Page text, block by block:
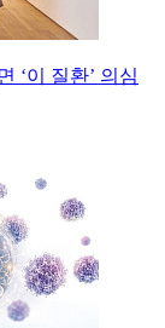
‘이 질환’ 의심